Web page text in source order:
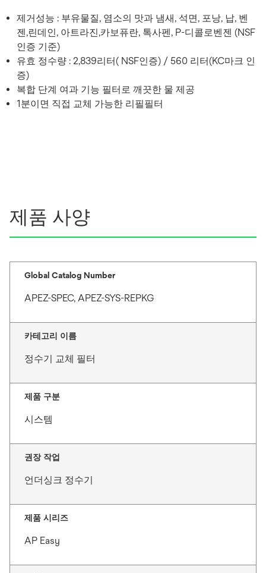
제거성능 : 부유물질, 염소의 맛과 냄새, 석면, 포낭, 납, 벤
젠,린데인, 아트라진,카보퓨란, 톡사펜, P-디콜로벤젠 (NSF
인증 기준)
유효 정수량 : 2,839리터( NSF인증) / 560 리터(KC마크 인
증)
복합 단계 여과 기능 필터로 깨끗한 물 제공
1분이면 직접 교체 가능한 리필필터
제품 사양
Global Catalog Number
APEZ-SPEC, APEZ-SYS-REPKG
카테고리 이름
정수기 교체 필터
제품 구분
시스템
권장 작업
언더싱크 정수기
제품 시리즈
AP Easy